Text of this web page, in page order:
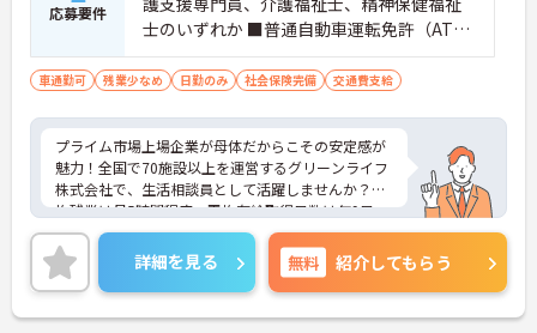
応募要件
士のいずれか ■普通自動車運転免許（AT限
定可）
車通勤可 残業少なめ 日勤のみ 社会保険完備 交通費支給
プライム市場上場企業が母体だからこその安定感が
魅力！全国で70施設以上を運営するグリーンライフ
株式会社で、生活相談員として活躍しませんか？平
均残業は月5時間程度、平均有給取得日数は年9日
と、ワークライフバランスを大切にできる環境で
す。階層別・職種別の研修制度も充実しており、ス
キルアップを目指せる風土が整っています。温かみ
のある職場で、これまでの経験を活かし、チームで
連携しながら質の高いケアを提供したいという意欲
詳細を見る 無料 紹介してもらう